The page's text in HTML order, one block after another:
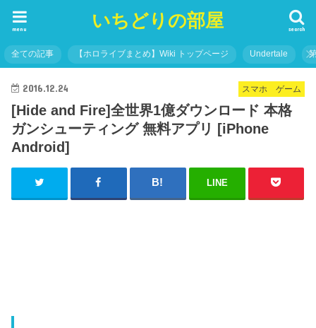
いちどりの部屋 search
menu
全ての記事 【ホロライブまとめ】Wiki トップページ Undertale
スマホ ゲーム
2016.12.24
[Hide and Fire]全世界1億ダウンロード 本格
ガンシューティング 無料アプリ [iPhone
Android]
LINE